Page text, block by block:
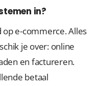
in?
op e-commerce. Alles
je over: online
en factureren.
betaal